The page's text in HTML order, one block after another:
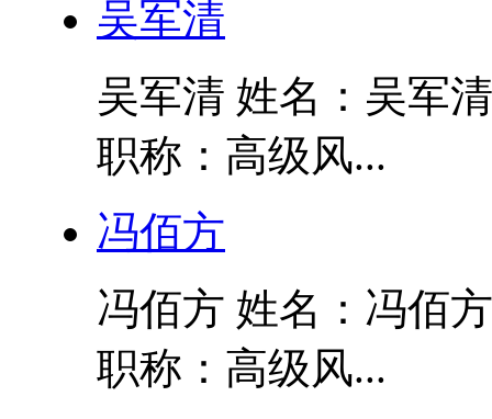
吴军清
吴军清 姓名：吴军
职称：高级风...
冯佰方
冯佰方 姓名：冯佰
职称：高级风...